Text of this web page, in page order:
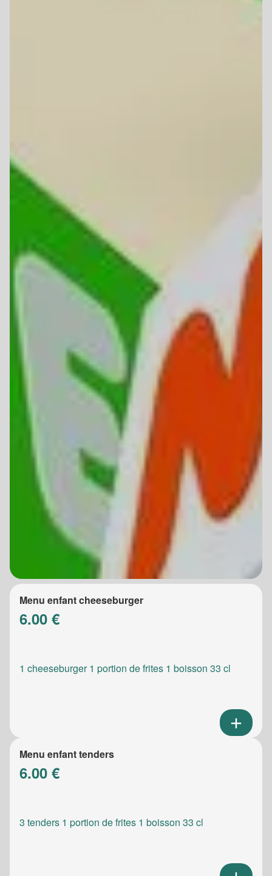
Menu enfant cheeseburger
6.00 €
1 cheeseburger 1 portion de frites 1 boisson 33 cl
Menu enfant tenders
6.00 €
3 tenders 1 portion de frites 1 boisson 33 cl